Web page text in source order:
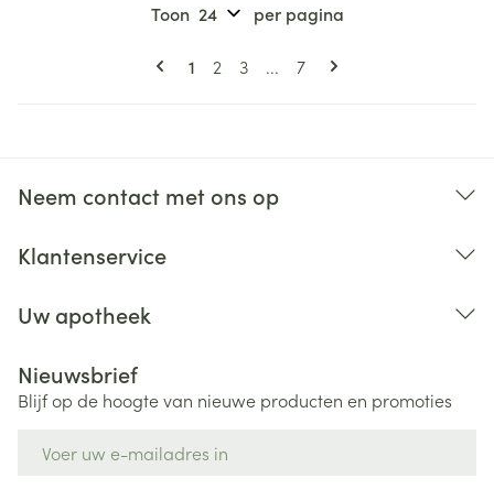
Pagina's
U lees momenteel pagina
1 Pagina
2 Pagina
3 ... Pagina
7
Toon per pagina
Neem contact met ons op
Klantenservice
Uw apotheek
Nieuwsbrief
Blijf op de hoogte van nieuwe producten en promoties